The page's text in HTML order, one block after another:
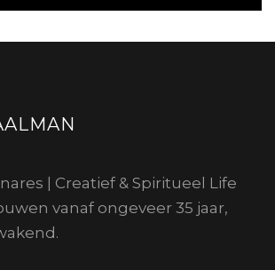
| Creatief & Spiritueel Life
vanaf ongeveer 35 jaar,